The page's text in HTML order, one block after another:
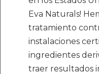
Eva Naturals!
tratamiento
instalaciones
ingredientes
traer resultados